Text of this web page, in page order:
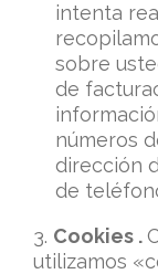
intenta
sobre
de
números
dirección
de
3. Cookies .
utilizamos